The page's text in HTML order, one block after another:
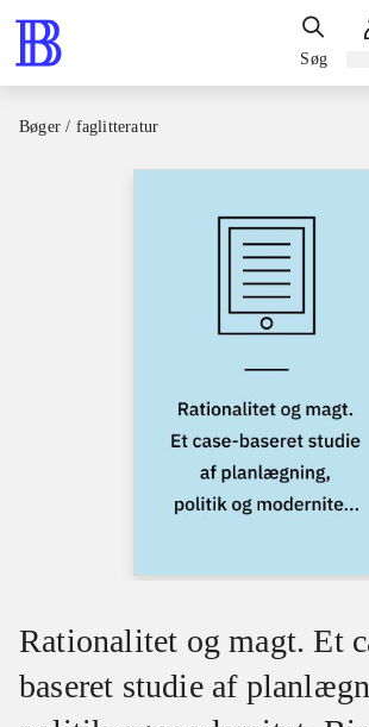
Søg
Bøger / faglitteratur
Rationalitet og magt. Et
baseret studie af